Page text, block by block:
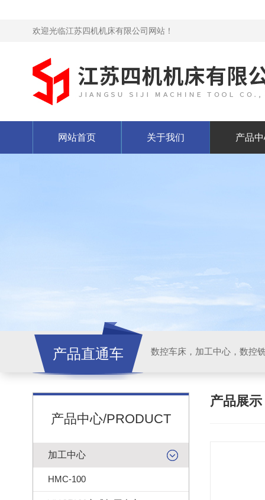
欢迎光临江苏四机机床有限公司网站！
网站首页 关于我们 产品
产品直通车
产品中心/PRODUCT
加工中心
HMC-100
产品展示